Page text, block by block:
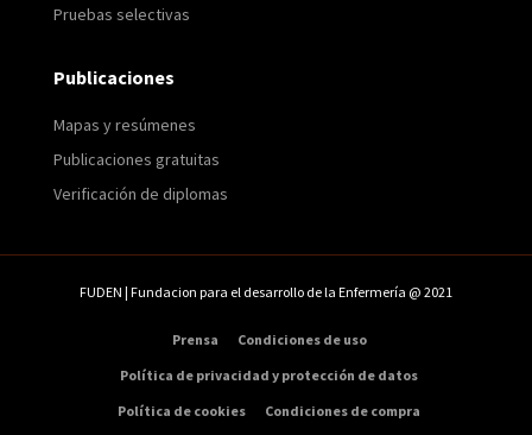
Pruebas selectivas
Publicaciones
Mapas y resúmenes
Publicaciones gratuitas
Verificación de diplomas
FUDEN | Fundacion para el desarrollo de la Enfermería @ 2021
Prensa
Condiciones de uso
Política de privacidad y protección de datos
Política de cookies
Condiciones de compra